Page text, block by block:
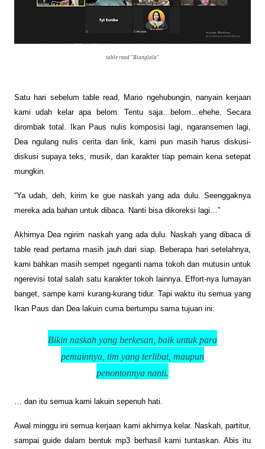
table read "Bianglala"
Satu hari sebelum table read, Mario ngehubungin, nanyain kerjaan
kami udah kelar apa belom. Tentu saja…belom…ehehe. Secara
dirombak total. Ikan Paus nulis komposisi lagi, ngaransemen lagi,
Dea ngulang nulis cerita dan lirik, kami pun masih harus diskusi-
diskusi supaya teks, musik, dan karakter tiap pemain kena setepat
mungkin.
“Ya udah, deh, kirim ke gue naskah yang ada dulu. Seenggaknya
mereka ada bahan untuk dibaca. Nanti bisa dikoreksi lagi…”
Akhirnya Dea ngirim naskah yang ada dulu. Naskah yang dibaca di
table read pertama masih jauh dari siap. Beberapa hari setelahnya,
kami bahkan masih sempet ngeganti nama tokoh dan mutusin untuk
ngerevisi total salah satu karakter tokoh lainnya. Effort-nya lumayan
banget, sampe kami kurang-kurang tidur. Tapi waktu itu semua yang
Ikan Paus dan Dea lakuin cuma bertumpu sama tujuan ini:
Bikin naskah yang berkesan, baik untuk para
pemainnya, tim yang terlibat, maupun
penontonnya nanti.
… dan itu semua kami lakuin sepenuh hati.
Awal minggu ini semua kerjaan kami akhirnya kelar. Naskah, partitur,
sampai guide dalam bentuk mp3 berhasil kami tuntaskan. Abis itu